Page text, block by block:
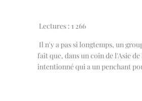
Lectures : 1 266
Il n'y a pas si longtemps, un
fait que, dans un coin de l'Asie
intentionné qui a un penchant